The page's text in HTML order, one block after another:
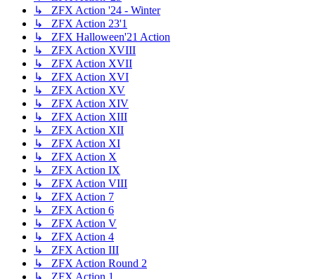
↳ ZFX Action '24 - Winter
↳ ZFX Action 23'1
↳ ZFX Halloween'21 Action
↳ ZFX Action XVIII
↳ ZFX Action XVII
↳ ZFX Action XVI
↳ ZFX Action XV
↳ ZFX Action XIV
↳ ZFX Action XIII
↳ ZFX Action XII
↳ ZFX Action XI
↳ ZFX Action X
↳ ZFX Action IX
↳ ZFX Action VIII
↳ ZFX Action 7
↳ ZFX Action 6
↳ ZFX Action V
↳ ZFX Action 4
↳ ZFX Action III
↳ ZFX Action Round 2
↳ ZFX Action 1